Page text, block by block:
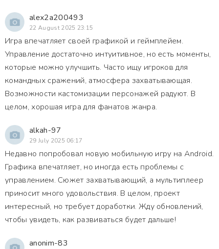
alex2a200493
22 August 2025 23:15
Игра впечатляет своей графикой и геймплейем.
Управление достаточно интуитивное, но есть моменты,
которые можно улучшить. Часто ищу игроков для
командных сражений, атмосфера захватывающая.
Возможности кастомизации персонажей радуют. В
целом, хорошая игра для фанатов жанра.
alkah-97
29 July 2025 06:17
Недавно попробовал новую мобильную игру на Android.
Графика впечатляет, но иногда есть проблемы с
управлением. Сюжет захватывающий, а мультиплеер
приносит много удовольствия. В целом, проект
интересный, но требует доработки. Жду обновлений,
чтобы увидеть, как развиваться будет дальше!
anonim-83